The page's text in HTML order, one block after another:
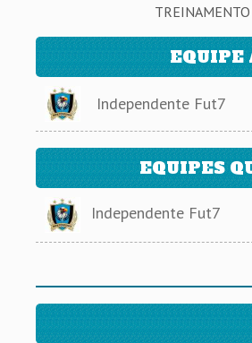
EQUIPE
Independente Fut7
EQUIPES
Independente Fut7